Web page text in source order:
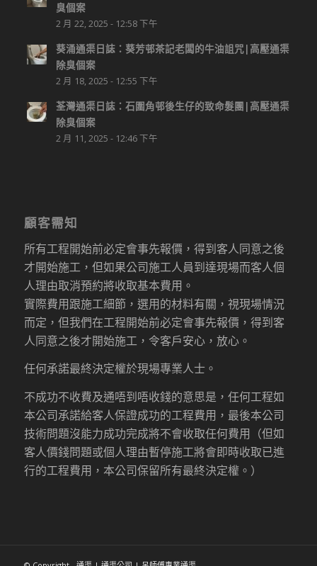
臭個案
2 月 22, 2025 - 12:58 下午
葵涌通渠日誌：葵芳邨茶記老闆的牛油詛咒|高壓通渠
除臭個案
2 月 18, 2025 - 12:55 下午
荃灣通渠日誌：石圍角邨後生仔的致命髮團|高壓通渠
除臭個案
2 月 11, 2025 - 12:46 下午
顧客需知
所有工程開始前必定會事先報價，得到客人同意之後
才開始施工，但如果公司施工人員到達現場而客人個
人理由取消預約將收取基本費用。
實際費用跟施工細節，選用的材料有關，視現場情況
而定，但我們在工程開始前必定會事先報價，得到客
人同意之後才開始施工，令客戶安心，放心。
任何承諾最終決定權於現場專業人士。
不成功不收費及通唔到唔收錢的意思是，任何工程如
本公司承諾給客人保證成功的工程費用，最後本公司
技術問題沒能力成功完成將不會收取任何費用（但如
客人價錢問題或個人理由暫停施工將會即時收取已進
行的工程費用，本公司保留所有最終決定權。）